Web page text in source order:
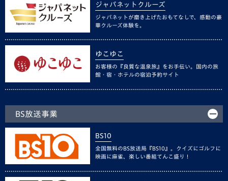
ジャパネットクルーズ
ジャパネットが磨き上げたおもてなしで、感動の豪
華クルーズ体験を。
ゆこゆこ
お客様の『良質な温泉旅』をお手伝い。国内の旅
館・宿・ホテルの宿泊予約サイト
BS放送事業
BS10
全国無料のBS放送局『BS10』。クイズにゴルフに
映画に麻雀、楽しい番組てんこ盛り！